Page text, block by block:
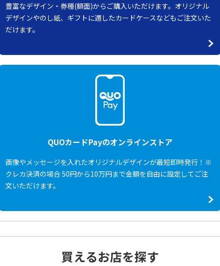
豊富なデザイン・券種(額面)からご購入いただけます。オリジナル
デザインやのし紙、ギフトに適したカードケースなどもご注文いた
だけます。
QUOカードPayのオンラインストア
画像やメッセージを入れたオリジナルデザインが最短即時発行！※
クレカ決済の場合 50円から10万円まで金額を自由に設定してご注
文いただけます。
買えるお店を探す